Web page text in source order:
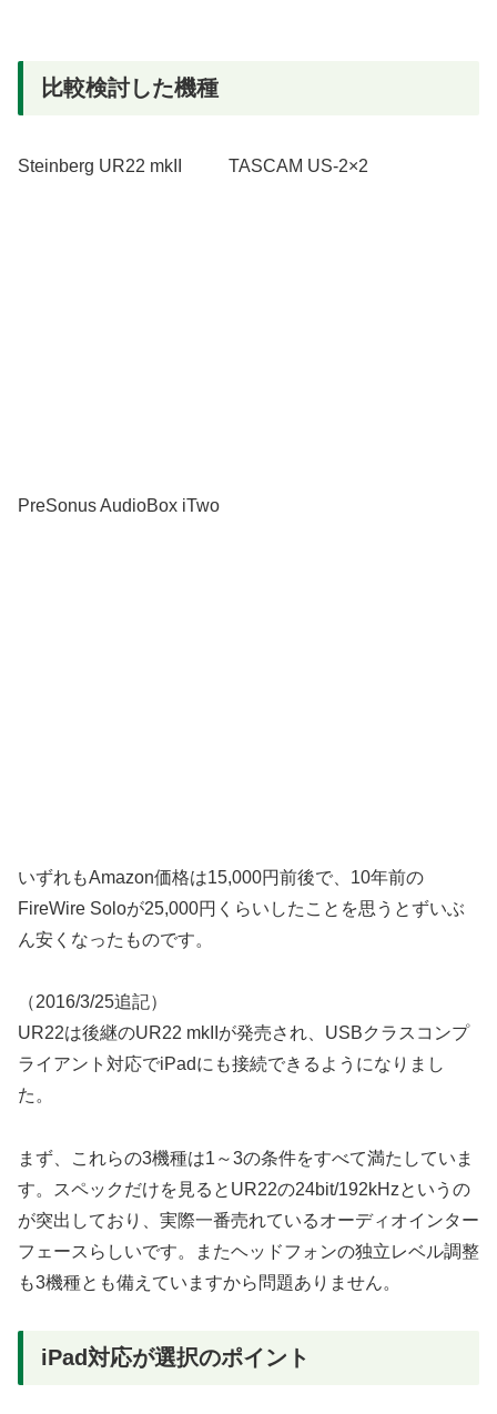
比較検討した機種
Steinberg UR22 mkII TASCAM US-2×2
PreSonus AudioBox iTwo
いずれもAmazon価格は15,000円前後で、10年前の
FireWire Soloが25,000円くらいしたことを思うとずいぶ
ん安くなったものです。
（2016/3/25追記）
UR22は後継のUR22 mkIIが発売され、USBクラスコンプ
ライアント対応でiPadにも接続できるようになりまし
た。
まず、これらの3機種は1～3の条件をすべて満たしていま
す。スペックだけを見るとUR22の24bit/192kHzというの
が突出しており、実際一番売れているオーディオインター
フェースらしいです。またヘッドフォンの独立レベル調整
も3機種とも備えていますから問題ありません。
iPad対応が選択のポイント